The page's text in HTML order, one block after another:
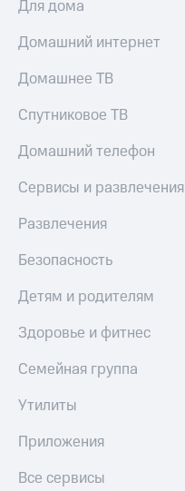
Для дома
Домашний интернет
Домашнее ТВ
Спутниковое ТВ
Домашний телефон
Сервисы и развлечения
Развлечения
Безопасность
Детям и родителям
Здоровье и фитнес
Семейная группа
Утилиты
Приложения
Все сервисы